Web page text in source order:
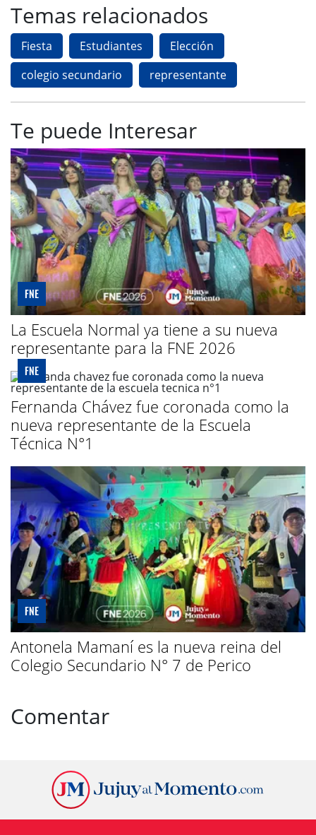
Temas relacionados
Fiesta Estudiantes
Elección
colegio secundario
representante
Te puede Interesar
FNE
La Escuela Normal ya tiene a su nueva
representante para la FNE 2026
FNE
Fernanda Chávez fue coronada como la
nueva representante de la Escuela
Técnica N°1
FNE
Antonela Mamaní es la nueva reina del
Colegio Secundario N° 7 de Perico
Comentar